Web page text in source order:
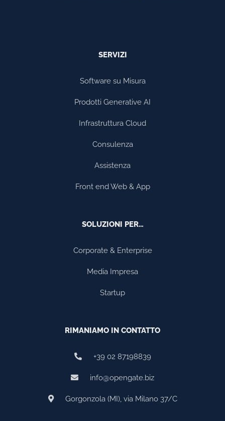
SERVIZI
Software su Misura
Prodotti Generative AI
Infrastruttura Cloud
Consulenza
Assistenza
Front end Web & App
SOLUZIONI PER…
Corporate & Enterprise
Media Impresa
Startup
RIMANIAMO IN CONTATTO
+39 02 87198839
info@opengate.biz
Gorgonzola (MI), via Milano 37/C